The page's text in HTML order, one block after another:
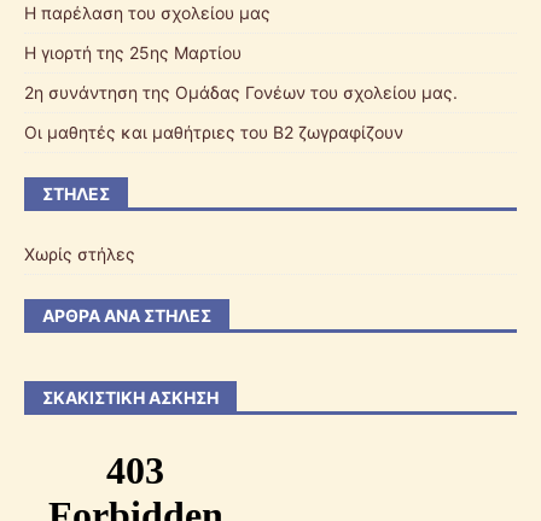
Η παρέλαση του σχολείου μας
Η γιορτή της 25ης Μαρτίου
2η συνάντηση της Ομάδας Γονέων του σχολείου μας.
Οι μαθητές και μαθήτριες του Β2 ζωγραφίζουν
ΣΤΉΛΕΣ
Χωρίς στήλες
ΆΡΘΡΑ ΑΝΆ ΣΤΉΛΕΣ
ΣΚΑΚΙΣΤΙΚΉ ΆΣΚΗΣΗ